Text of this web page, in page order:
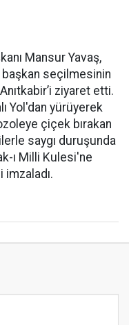
Mansur Yavaş,
seçilmesinin
ziyaret etti.
Yol'dan yürüyerek
çiçek bırakan
saygı duruşunda
ı Milli Kulesi'ne